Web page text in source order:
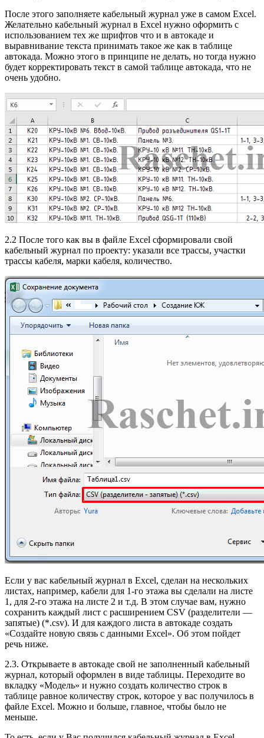
После этого заполняете кабельный журнал уже в самом Excel.
Желательно кабельный журнал в Excel нужно оформить с
использованием тех же шрифтов что и в автокаде и
выравнивание текста принимать такое же как в таблице
автокада. Можно этого в принципе не делать, но тогда нужно
будет корректировать текст в самой таблице автокада, что не
очень удобно.
2.2 После того как вы в файле Excel сформировали свой
кабельный журнал по проекту: указали все трассы, участки
трассы кабеля, марки кабеля, количество.
Если у вас кабельный журнал в Excel, сделан на нескольких
листах, например, кабели для 1-го этажа вы сделали на листе
1, для 2-го этажа на листе 2 и т.д. В этом случае вам, нужно
сохранить каждый лист с расширением CSV (разделители —
запятые) (*.csv). И для каждого листа в автокаде создать
«Создайте новую связь с данными Excel». Об этом пойдет
речь ниже.
2.3. Открываете в автокаде свой не заполненный кабельный
журнал, который оформлен в виде таблицы. Переходите во
вкладку «Модель» и нужно создать количество строк в
таблице равное количеству строк, которое у вас получилось в
файле Excel. Можно и больше, главное, чтобы было не
меньше.